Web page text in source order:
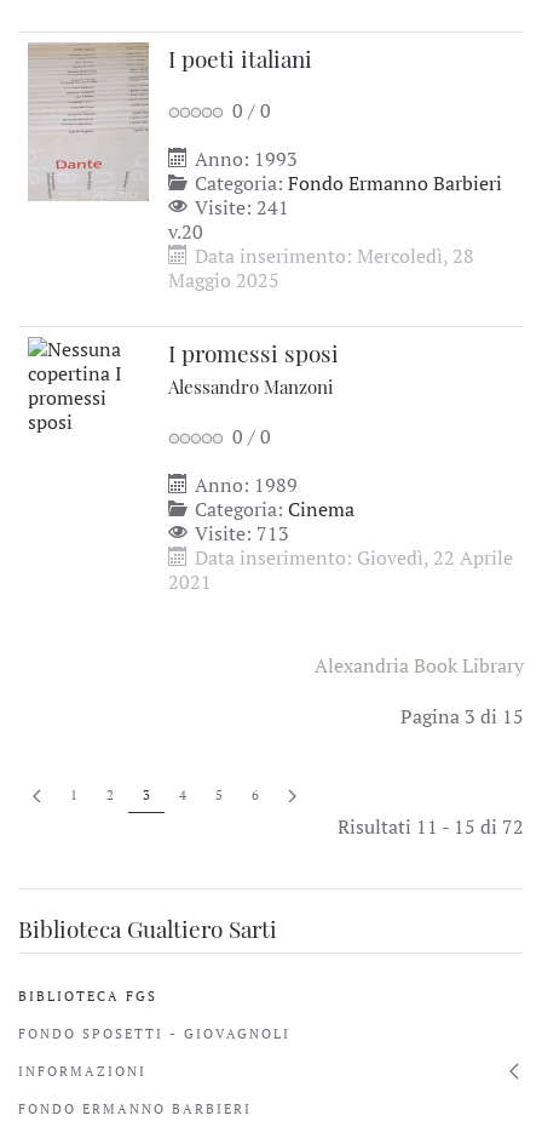
I poeti italiani
0 /0
Anno: 1993
Categoria: Fondo Ermanno Barbieri
Visite: 241
v.20
Data inserimento: Mercoledì, 28
Maggio 2025
I promessi sposi
Alessandro Manzoni
0 /0
Anno: 1989
Categoria: Cinema
Visite: 713
Data inserimento: Giovedì, 22 Aprile
2021
Alexandria Book Library
Pagina 3 di 15
1 2 3 4 5 6
Risultati 11 - 15 di 72
Biblioteca Gualtiero Sarti
BIBLIOTECA FGS
FONDO SPOSETTI - GIOVAGNOLI
INFORMAZIONI
FONDO ERMANNO BARBIERI